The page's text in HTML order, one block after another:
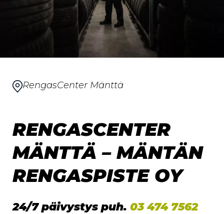
RengasCenter Mänttä
RENGASCENTER
MÄNTTÄ – MÄNTÄN
RENGASPISTE OY
24/7 päivystys puh. 03 474 7562